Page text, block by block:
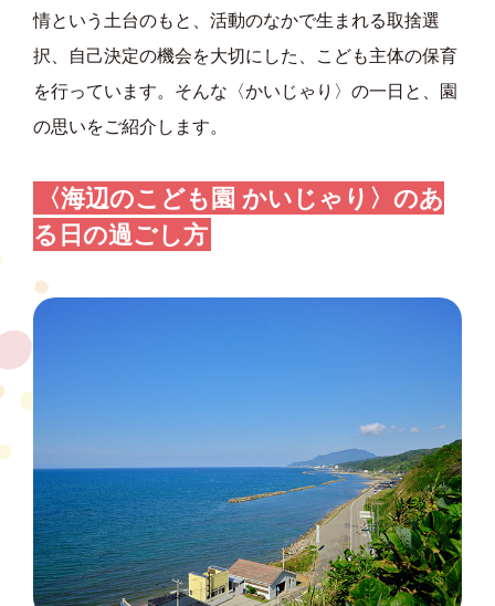
情という土台のもと、活動のなかで生まれる取捨選
択、自己決定の機会を大切にした、こども主体の保育
を行っています。そんな〈かいじゃり〉の一日と、園
の思いをご紹介します。
〈海辺のこども園 かいじゃり〉 のあ
る日の過ごし方